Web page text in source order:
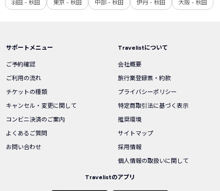
羽田 - 秋田 東京 - 秋田 中部 - 秋田 伊丹 - 秋田 大阪 - 秋田
サポートメニュー
ご予約確認
ご利用の流れ
チケットの種類
キャンセル・変更に関して
コンビニ決済のご案内
よくあるご質問
お問い合わせ
Travelistについて
会社概要
旅行業登録票・約款
プライバシーポリシー
特定商取引法に基づく表示
推奨環境
サイトマップ
採用情報
個人情報の取扱いに関して
Travelistのアプリ